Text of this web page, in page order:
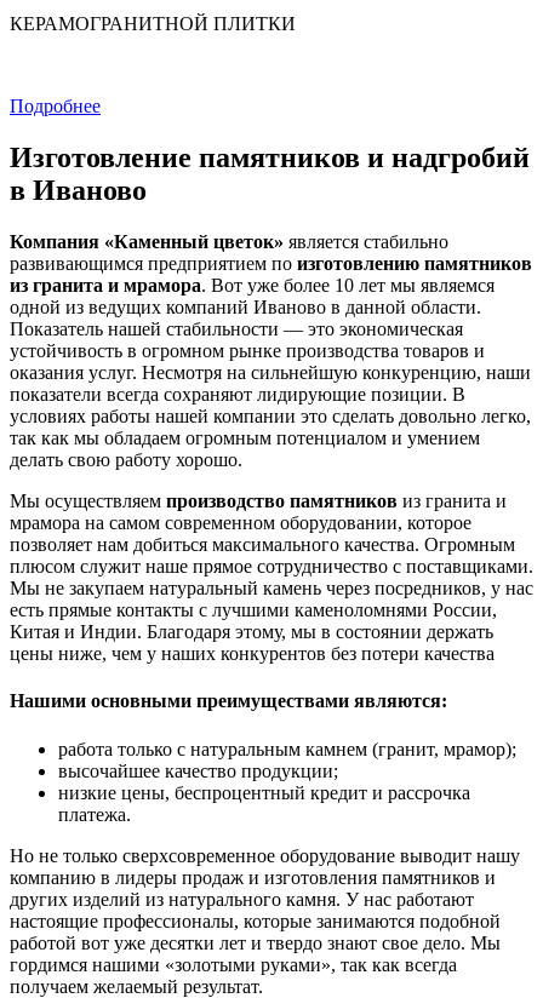
КЕРАМОГРАНИТНОЙ ПЛИТКИ
Подробнее
Изготовление памятников и надгробий
в Иваново
Компания «Каменный цветок» является стабильно
развивающимся предприятием по изготовлению памятников
из гранита и мрамора. Вот уже более 10 лет мы являемся
одной из ведущих компаний Иваново в данной области.
Показатель нашей стабильности — это экономическая
устойчивость в огромном рынке производства товаров и
оказания услуг. Несмотря на сильнейшую конкуренцию, наши
показатели всегда сохраняют лидирующие позиции. В
условиях работы нашей компании это сделать довольно легко,
так как мы обладаем огромным потенциалом и умением
делать свою работу хорошо.
Мы осуществляем производство памятников из гранита и
мрамора на самом современном оборудовании, которое
позволяет нам добиться максимального качества. Огромным
плюсом служит наше прямое сотрудничество с поставщиками.
Мы не закупаем натуральный камень через посредников, у нас
есть прямые контакты с лучшими каменоломнями России,
Китая и Индии. Благодаря этому, мы в состоянии держать
цены ниже, чем у наших конкурентов без потери качества
Нашими основными преимуществами являются:
работа только с натуральным камнем (гранит, мрамор);
высочайшее качество продукции;
низкие цены, беспроцентный кредит и рассрочка
платежа.
Но не только сверхсовременное оборудование выводит нашу
компанию в лидеры продаж и изготовления памятников и
других изделий из натурального камня. У нас работают
настоящие профессионалы, которые занимаются подобной
работой вот уже десятки лет и твердо знают свое дело. Мы
гордимся нашими «золотыми руками», так как всегда
получаем желаемый результат.